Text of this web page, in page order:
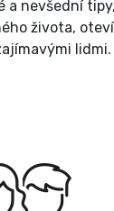
a nevšední
života,
lidmi.